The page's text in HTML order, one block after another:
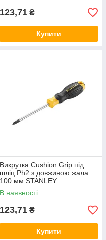
123,71 ₴
Купити
Викрутка Cushion Grip під
шліц Ph2 з довжиною жала
100 мм STANLEY
STHT16158-0
В наявності
123,71 ₴
Купити